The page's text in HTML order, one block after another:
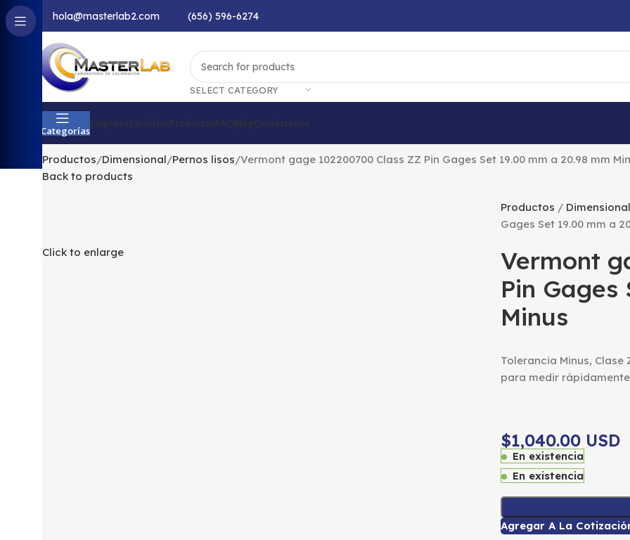
hola@masterlab2.com (656) 596-6274
SELECT CATEGORY
Categorías
EmpresaServiciosProductosFAQBlogContáctanos
Productos Dimensional Pernos lisos Vermont gage 102200700 Class ZZ Pin Gages Set 19.00 mm a 20.98 mm
Back to products
Click to enlarge
Productos Dimensional
Gages Set 19.00 mm a
Vermont
Pin Gages
Minus
Tolerancia Minus, Clase
para medir
$1,040.00 USD
En existencia
En existencia
Agregar A La